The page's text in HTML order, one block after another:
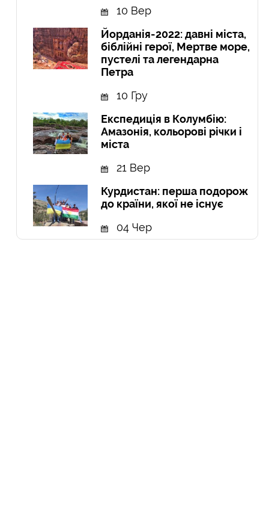
10 Вер
Йорданія-2022: давні міста,
біблійні герої, Мертве море,
пустелі та легендарна
Петра
10 Гру
Експедиція в Колумбію:
Амазонія, кольорові річки і
міста
21 Вер
Курдистан: перша подорож
до країни, якої не існує
04 Чер